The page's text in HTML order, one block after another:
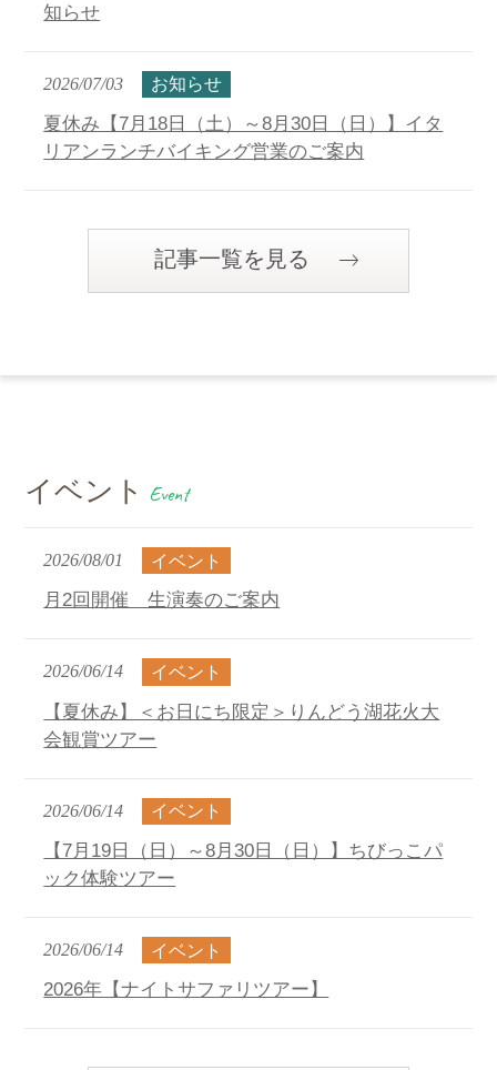
知らせ
2026/07/03 お知らせ
夏休み【7月18日（土）～8月30日（日）】イタ
リアンランチバイキング営業のご案内
記事一覧を見る
イベント Event
2026/08/01 イベント
月2回開催 生演奏のご案内
2026/06/14 イベント
【夏休み】＜お日にち限定＞りんどう湖花火大
会観賞ツアー
2026/06/14 イベント
【7月19日（日）～8月30日（日）】ちびっこパ
ック体験ツアー
2026/06/14 イベント
2026年【ナイトサファリツアー】